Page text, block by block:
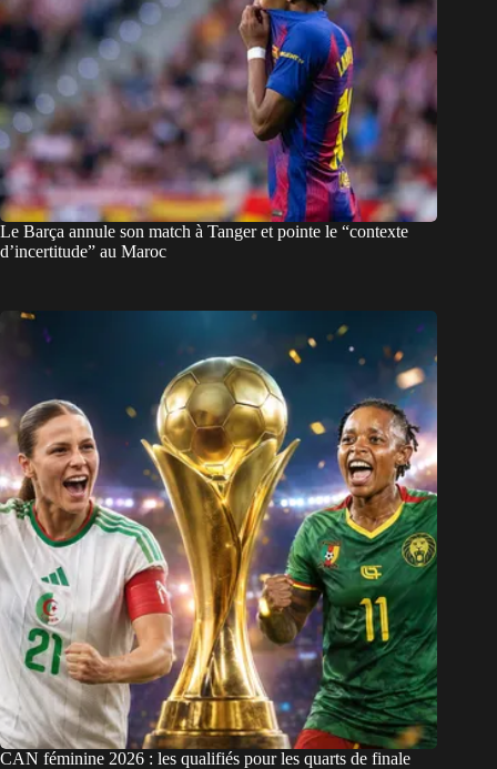
Le Barça annule son match à Tanger et pointe le “contexte
d’incertitude” au Maroc
CAN féminine 2026 : les qualifiés pour les quarts de finale